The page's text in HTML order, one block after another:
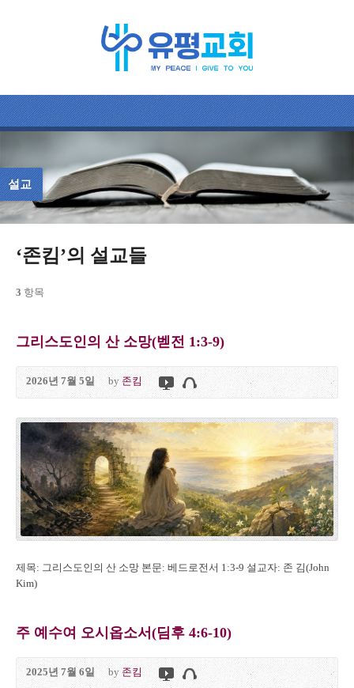
설교
‘존킴’의 설교들
3 항목
그리스도인의 산 소망(벧전 1:3-9)
2026년 7월 5일 by 존킴
제목: 그리스도인의 산 소망 본문: 베드로전서 1:3-9 설교자: 존 김(John
Kim)
주 예수여 오시옵소서(딤후 4:6-10)
2025년 7월 6일 by 존킴